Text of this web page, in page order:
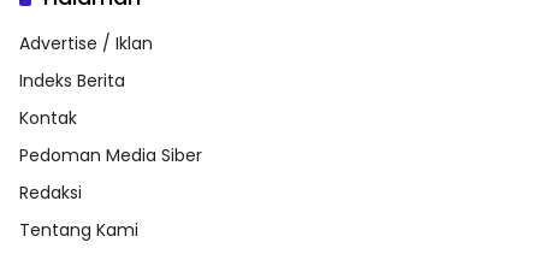
Advertise / Iklan
Indeks Berita
Kontak
Pedoman Media Siber
Redaksi
Tentang Kami